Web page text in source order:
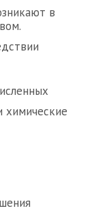
в
химические